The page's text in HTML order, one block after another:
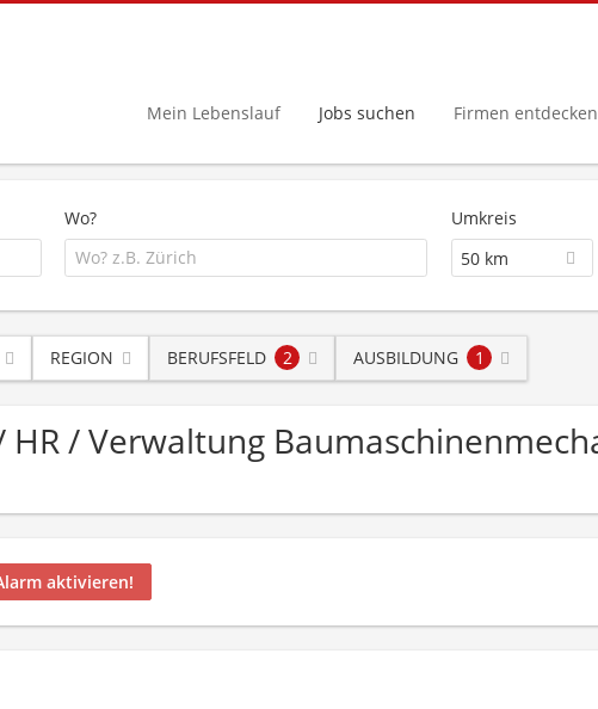
Mein Lebenslauf Jobs suchen Firmen entdecken
Wo?
Umkreis
50 km
REGION BERUFSFELD 2 AUSBILDUNG 1
/ Verwaltung
aktivieren!